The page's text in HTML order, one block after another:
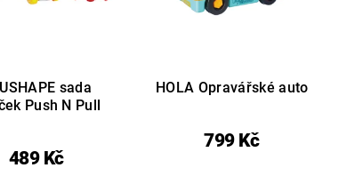
sada
Push N Pull
489 Kč
HOLA Opravářské auto
799 Kč